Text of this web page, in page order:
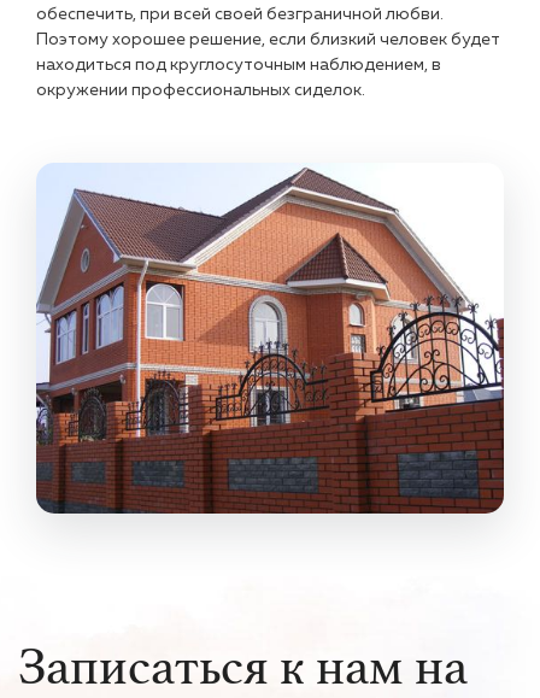
обеспечить, при всей своей безграничной любви.
Поэтому хорошее решение, если близкий человек будет
находиться под круглосуточным наблюдением, в
окружении профессиональных сиделок.
Записаться к нам на